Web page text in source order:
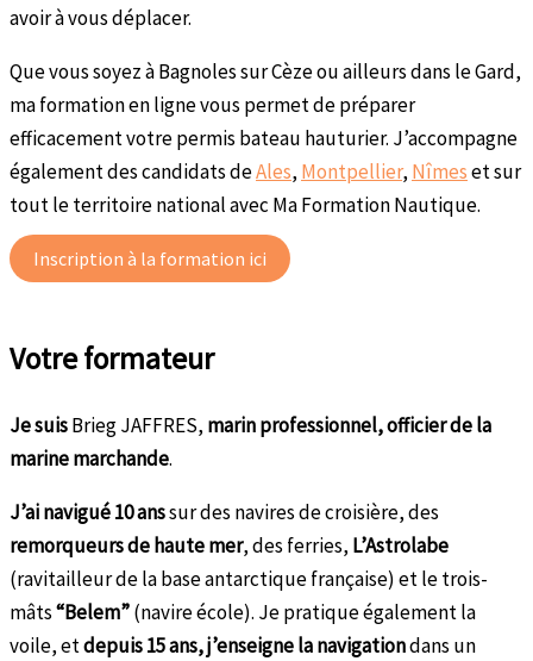
avoir à vous déplacer.
Que vous soyez à Bagnoles sur Cèze ou ailleurs dans le Gard,
ma formation en ligne vous permet de préparer
efficacement votre permis bateau hauturier. J’accompagne
également des candidats deAles, Montpellier, Nîmeset sur
tout le territoire national avec Ma Formation Nautique.
Inscription à la formation ici
Votre formateur
Je suisBrieg JAFFRES, marin professionnel, officier de la
marine marchande.
J’ai navigué10 anssur des navires de croisière, des
remorqueurs de haute mer, des ferries, L’Astrolabe
(ravitailleur de la base antarctique française) et le trois-
mâts“Belem”(navire école). Je pratique également la
voile, etdepuis 15 ans, j’enseigne la navigationdans un